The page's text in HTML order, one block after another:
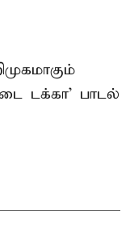
டக்கா’ பாடல்